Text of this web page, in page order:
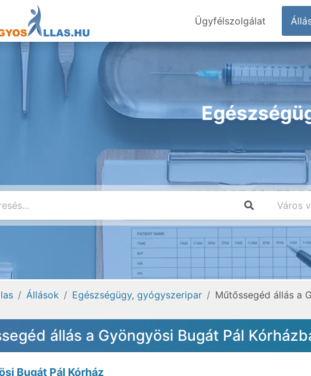
Ügyfélszolgálat
Állások Egészségügy, gyógyszeripar Műtőssegéd állás a
állás a Gyöngyösi Bugát Pál
Bugát Pál Kórház